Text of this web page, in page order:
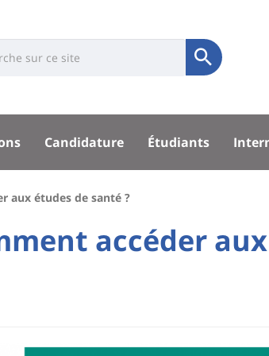
Soumettre
Candidature Étudiants
aux études de santé ?
accéder